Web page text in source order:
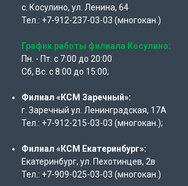
с. Косулино, ул. Ленина, 64
Тел.: +7-912-237-03-03 (многокан.)
График работы филиала Косулино:
Пн. - Пт. с 7:00 до 20:00
Сб, Вс. с 8:00 до 15:00;
Филиал «КСМ Заречный»:
г. Заречный ул. Ленинградская, 17А
Тел.: +7-912-215-03-03 (многокан.);
Филиал «КСМ Екатеринбург»:
Екатеринбург, ул. Пехотинцев, 2в
Тел.: +7-909-025-03-03 (многокан.)